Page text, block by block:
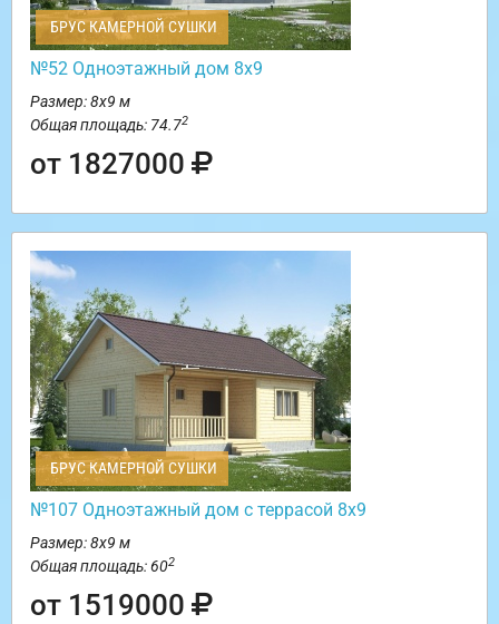
БРУС КАМЕРНОЙ СУШКИ
№52 Одноэтажный дом 8х9
Размер: 8х9 м
Общая площадь: 74.72
от 1827000
БРУС КАМЕРНОЙ СУШКИ
№107 Одноэтажный дом с террасой 8х9
Размер: 8х9 м
Общая площадь: 602
от 1519000